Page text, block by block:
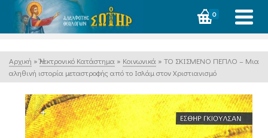
0
Αρχική » Ἠλεκτρονικό Κατάστημα » Κοινωνικά » ΤΟ ΣΚΙΣΜΕΝΟ ΠΕΠΛΟ – Μια
αληθινή ιστορία μεταστροφής από το Ισλάμ στον Χριστιανισμό